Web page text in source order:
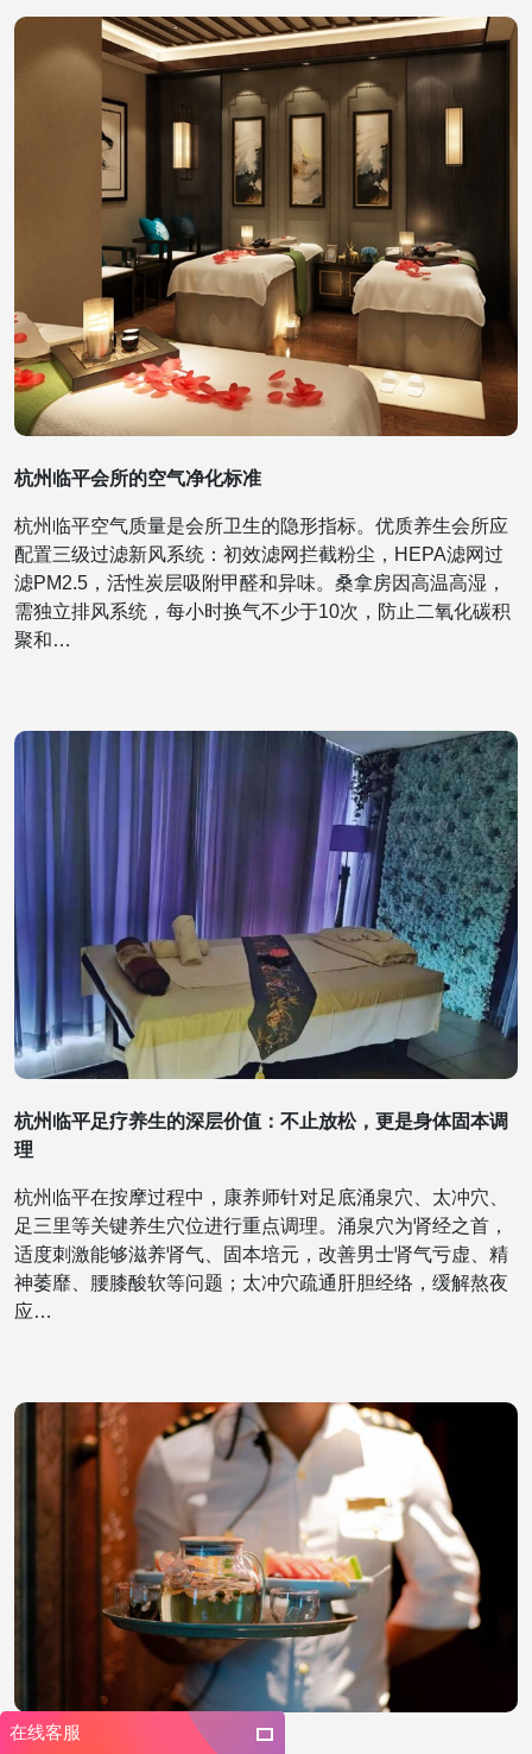
在线客服
杭州临平会所的空气净化标准
杭州临平空气质量是会所卫生的隐形指标。优质养生会所应
配置三级过滤新风系统：初效滤网拦截粉尘，HEPA滤网过
滤PM2.5，活性炭层吸附甲醛和异味。桑拿房因高温高湿，
需独立排风系统，每小时换气不少于10次，防止二氧化碳积
聚和…
杭州临平足疗养生的深层价值：不止放松，更是身体固本调
理
杭州临平在按摩过程中，康养师针对足底涌泉穴、太冲穴、
足三里等关键养生穴位进行重点调理。涌泉穴为肾经之首，
适度刺激能够滋养肾气、固本培元，改善男士肾气亏虚、精
神萎靡、腰膝酸软等问题；太冲穴疏通肝胆经络，缓解熬夜
应…